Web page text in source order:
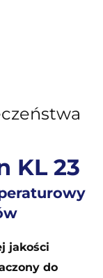
KL 23
jakości
do